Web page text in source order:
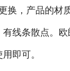
换，产品的材
线条散点。
即可。